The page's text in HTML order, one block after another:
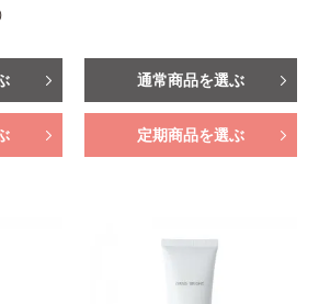
）
通常商品を選ぶ
定期商品を選ぶ